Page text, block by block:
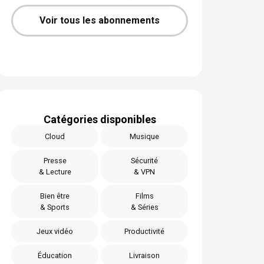
Voir tous les abonnements
Catégories disponibles
Cloud Musique
Presse
& Lecture
Sécurité
& VPN
Bien être
& Sports
Films
& Séries
Jeux vidéo Productivité
Éducation Livraison